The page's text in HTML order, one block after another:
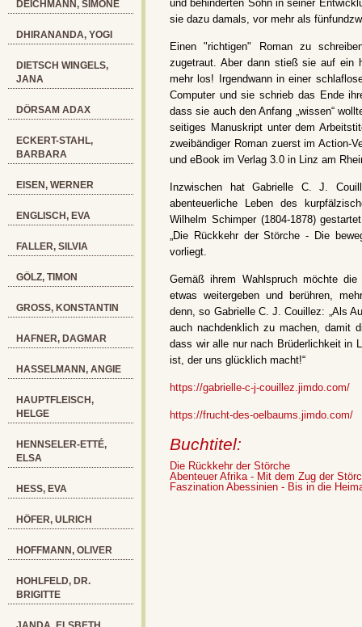
DEICHMANN, SIMONE
DHIRANANDA, YOGI
DIETSCH WINGELS,
JANA
DÖRSAM ADAX
ECKERT-STAHL,
BARBARA
EISEN, WERNER
ENGLISCH, EVA
FALLER, SILVIA
GÖLZ, TIMON
GROSS, KONSTANTIN
HAFNER, DAGMAR
HASSELMANN, ANGIE
HAUPTFLEISCH,
HELGE
HENNSELER-ETTÉ,
ELSA
HESS, EVA
HÖFER, ULRICH
HOFFMANN, OLIVER
HOHLFELD, DR.
BRIGITTE
und behinderten Sohn in seiner
sie dazu damals, vor mehr als
Einen "richtigen" Roman zu
zugetraut. Aber dann stieß sie auf ein
mehr los! Irgendwann in einer
Computer und sie schrieb das Ende
dass sie auch den Anfang „wissen“
seitiges Manuskript unter dem
zweibändiger Roman zuerst im Action-
und eBook im Verlag 3.0 in Linz am
Inzwischen hat Gabrielle C. J.
abenteuerliche Leben des
Wilhelm Schimper (1804-1878)
„Die Rückkehr der Störche - Die
vorliegt.
Gemäß ihrem Wahlspruch möchte
etwas weitergeben und berühren,
denn, so Gabrielle C. J. Couillez: „Als
auch nachdenklich zu machen, damit
dass wir alle nur nach Brüderlichkeit in
ist, der uns glücklich macht!“
https://gabrielle-c-j-couillez.jimdo.com/
https://frucht-des-oelbaums.jimdo.com/
Buchtitel:
Die Rückkehr der Störche
Abenteuer Afrika - Mit dem Zug der
Faszination Abessinien - Bis in die